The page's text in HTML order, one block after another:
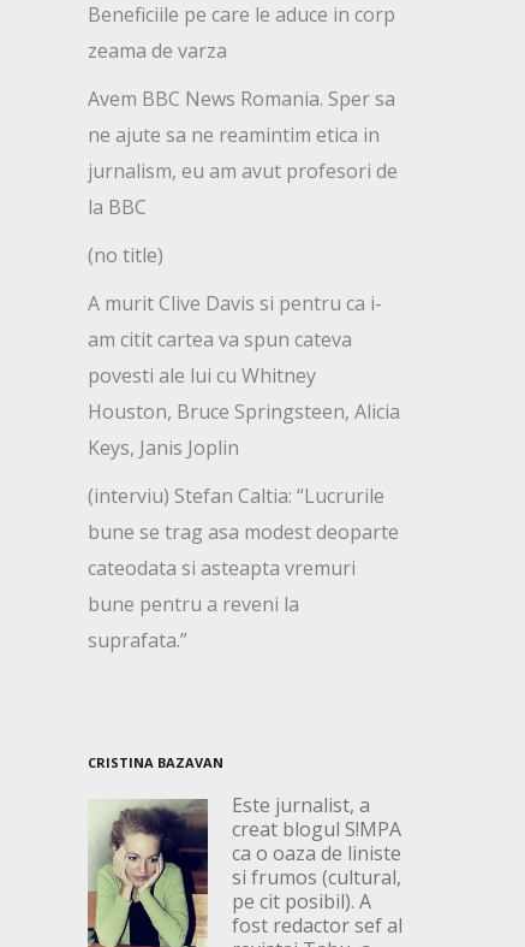
Beneficiile pe care le aduce in corp
zeama de varza
Avem BBC News Romania. Sper sa
ne ajute sa ne reamintim etica in
jurnalism, eu am avut profesori de
la BBC
(no title)
A murit Clive Davis si pentru ca i-
am citit cartea va spun cateva
povesti ale lui cu Whitney
Houston, Bruce Springsteen, Alicia
Keys, Janis Joplin
(interviu) Stefan Caltia: “Lucrurile
bune se trag asa modest deoparte
cateodata si asteapta vremuri
bune pentru a reveni la
suprafata.”
CRISTINA BAZAVAN
Este jurnalist, a
creat blogul S!MPA
ca o oaza de liniste
si frumos (cultural,
pe cit posibil). A
fost redactor sef al